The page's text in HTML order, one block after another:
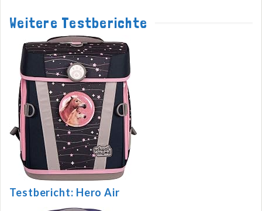
Weitere Testberichte
Testbericht: Hero Air